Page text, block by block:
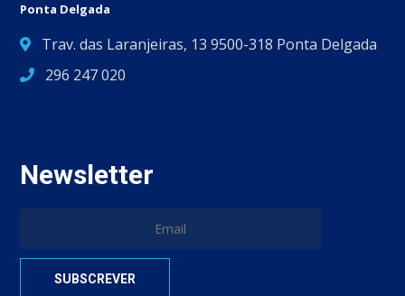
Ponta Delgada
Trav. das Laranjeiras, 13 9500-318 Ponta Delgada
296 247 020
Newsletter